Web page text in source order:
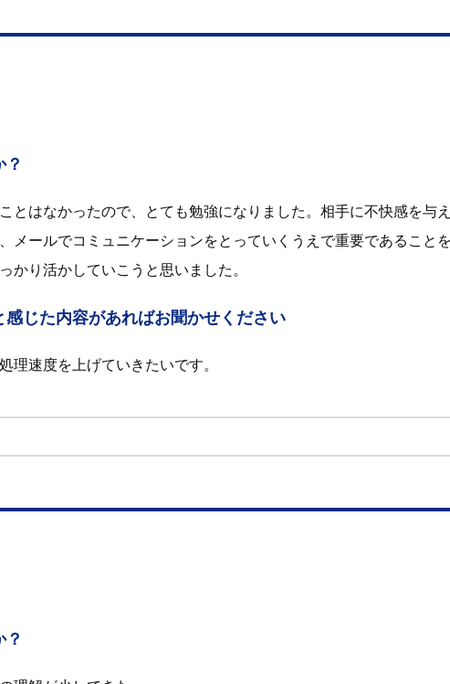
とはなかったので、とても勉強になりました。相手に不快感を与
メールでコミュニケーションをとっていくうえで重要であること
かり活かしていこうと思いました。
じた内容があればお聞かせください
理速度を上げていきたいです。